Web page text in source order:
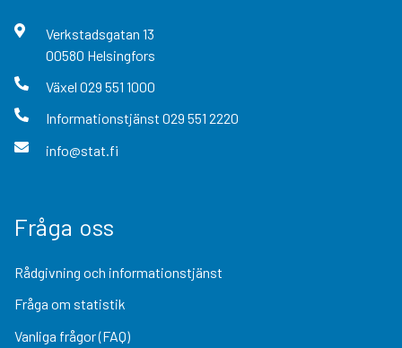
Verkstadsgatan 13
00580 Helsingfors
Växel 029 551 1000
Informationstjänst 029 551 2220
info@stat.fi
Fråga oss
Rådgivning och informationstjänst
Fråga om statistik
Vanliga frågor (FAQ)